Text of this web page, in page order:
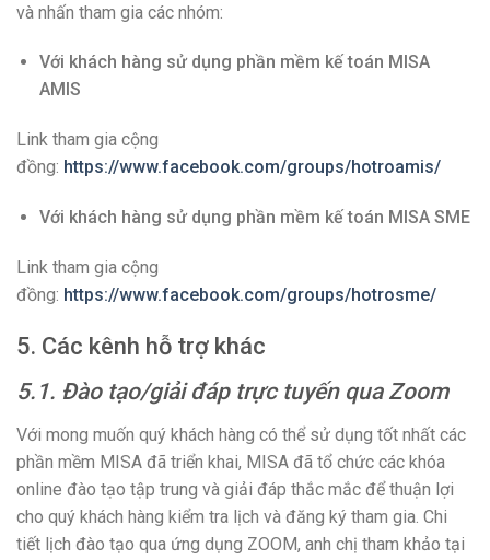
và nhấn tham gia các nhóm:
Với khách hàng sử dụng phần mềm kế toán MISA
AMIS
Link tham gia cộng
đồng: https://www.facebook.com/groups/hotroamis/
Với khách hàng sử dụng phần mềm kế toán MISA SME
Link tham gia cộng
đồng: https://www.facebook.com/groups/hotrosme/
5. Các kênh hỗ trợ khác
5.1. Đào tạo/giải đáp trực tuyến qua Zoom
Với mong muốn quý khách hàng có thể sử dụng tốt nhất các
phần mềm MISA đã triển khai, MISA đã tổ chức các khóa
online đào tạo tập trung và giải đáp thắc mắc để thuận lợi
cho quý khách hàng kiểm tra lịch và đăng ký tham gia. Chi
tiết lịch đào tạo qua ứng dụng ZOOM, anh chị tham khảo tại